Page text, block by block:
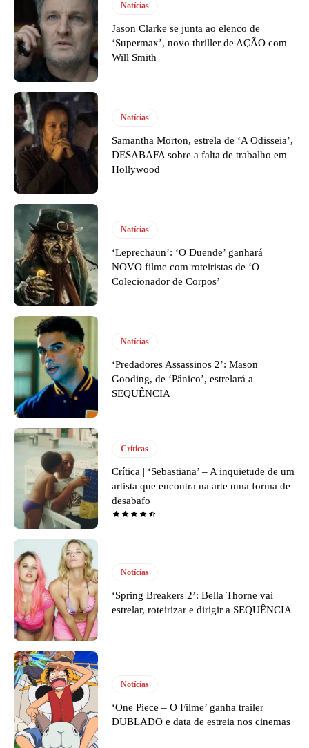
Notícias
Jason Clarke se junta ao elenco de
‘Supermax’, novo thriller de AÇÃO com
Will Smith
Notícias
Samantha Morton, estrela de ‘A Odisseia’,
DESABAFA sobre a falta de trabalho em
Hollywood
Notícias
‘Leprechaun’: ‘O Duende’ ganhará
NOVO filme com roteiristas de ‘O
Colecionador de Corpos’
Notícias
‘Predadores Assassinos 2’: Mason
Gooding, de ‘Pânico’, estrelará a
SEQUÊNCIA
Críticas
Crítica | ‘Sebastiana’ – A inquietude de um
artista que encontra na arte uma forma de
desabafo
Notícias
‘Spring Breakers 2’: Bella Thorne vai
estrelar, roteirizar e dirigir a SEQUÊNCIA
Notícias
‘One Piece – O Filme’ ganha trailer
DUBLADO e data de estreia nos cinemas